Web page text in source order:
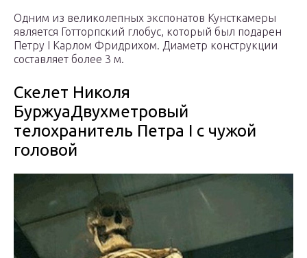
Одним из великолепных экспонатов Кунсткамеры
является Готторпский глобус, который был подарен
Петру I Карлом Фридрихом. Диаметр конструкции
составляет более 3 м.
Скелет Николя
БуржуаДвухметровый
телохранитель Петра I с чужой
головой